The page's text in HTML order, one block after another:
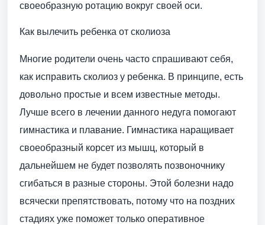
своеобразную ротацию вокруг своей оси.
Как вылечить ребенка от сколиоза
Многие родители очень часто спрашивают себя,
как исправить сколиоз у ребенка. В принципе, есть
довольно простые и всем известные методы.
Лучше всего в лечении данного недуга помогают
гимнастика и плавание. Гимнастика наращивает
своеобразный корсет из мышц, который в
дальнейшем не будет позволять позвоночнику
сгибаться в разные стороны. Этой болезни надо
всячески препятствовать, потому что на поздних
стадиях уже поможет только оперативное